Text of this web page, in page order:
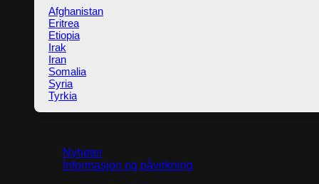
Afghanistan
Eritrea
Etiopia
Irak
Iran
Somalia
Syria
Tyrkia
Nyheter
Informasjon og påvirkning